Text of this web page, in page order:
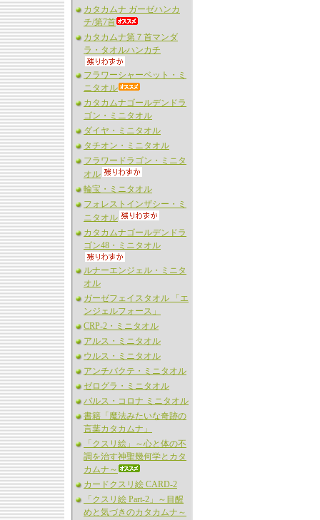
カタカムナ ガーゼハンカ
チ/第7首
カタカムナ第７首マンダ
ラ・タオルハンカチ
フラワーシャーベット・ミ
ニタオル
カタカムナゴールデンドラ
ゴン・ミニタオル
ダイヤ・ミニタオル
タチオン・ミニタオル
フラワードラゴン・ミニタ
オル
輪宝・ミニタオル
フォレストインザシー・ミ
ニタオル
カタカムナゴールデンドラ
ゴン48・ミニタオル
ルナーエンジェル・ミニタ
オル
ガーゼフェイスタオル 「エ
ンジェルフォース」
CRP-2・ミニタオル
アルス・ミニタオル
ウルス・ミニタオル
アンチバクテ・ミニタオル
ゼログラ・ミニタオル
バルス・コロナ ミニタオル
書籍「魔法みたいな奇跡の
言葉カタカムナ」
「クスリ絵」～心と体の不
調を治す神聖幾何学とカタ
カムナ～
カードクスリ絵 CARD-2
「クスリ絵 Part-2」～目醒
めと気づきのカタカムナ～